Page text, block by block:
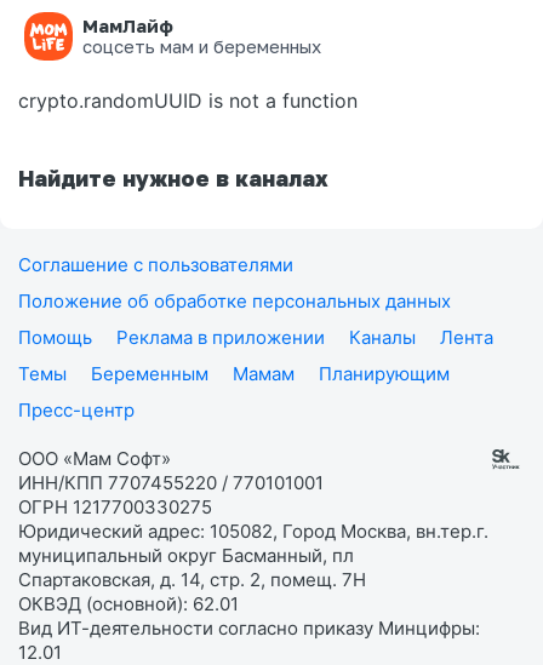
МамЛайф
соцсеть мам и беременных
Ошибка на странице
crypto.randomUUID is not a function
Найдите нужное в каналах
Соглашение с пользователями
Положение об обработке персональных данных
Помощь
Реклама в приложении Каналы
Лента
Темы
Беременным Мамам
Планирующим
Пресс-центр
ООО «Мам Софт»
ИНН/КПП 7707455220 / 770101001
ОГРН 1217700330275
Юридический адрес: 105082, Город Москва, вн.тер.г.
муниципальный округ Басманный, пл
Спартаковская, д. 14, стр. 2, помещ. 7Н
ОКВЭД (основной): 62.01
Вид ИТ-деятельности согласно приказу Минцифры:
12.01